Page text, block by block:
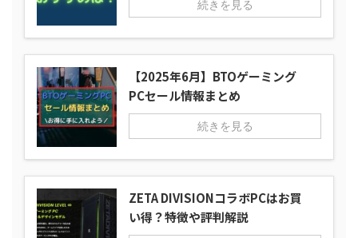
続きを見る
【2025年6月】BTOゲーミング
PCセール情報まとめ
続きを見る
ZETA DIVISIONコラボPCはお買
い得？特徴や評判解説